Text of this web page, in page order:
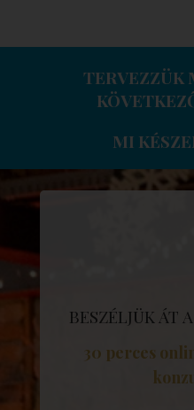
TERVEZZÜK
MI
BESZÉLJÜK ÁT
30 perces